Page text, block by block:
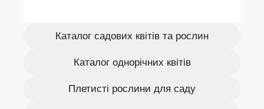
Каталог садових квітів та рослин
Каталог однорічних квітів
Плетисті рослини для саду